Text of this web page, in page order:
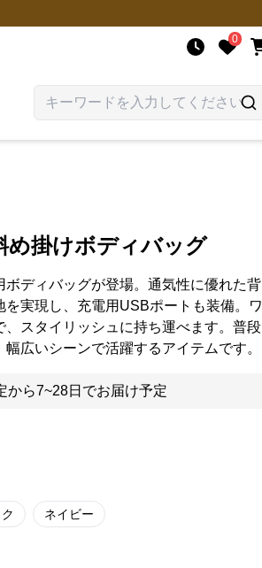
0
め掛けボディバッグ
ディバッグが登場。通気性に優れた背
実現し、充電用USBポートも装備。ワ
、スタイリッシュに持ち運べます。普段
広いシーンで活躍するアイテムです。
から7~28日でお届け予定
ネイビー